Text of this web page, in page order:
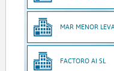
MAR MENOR
FACTORO AI SL